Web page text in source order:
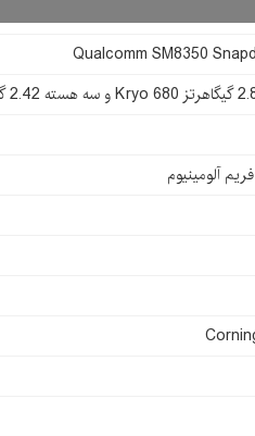
Qualcomm SM8350
آلومینیوم